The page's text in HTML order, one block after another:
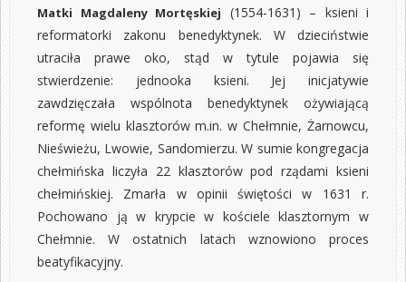
Matki Magdaleny Mortęskiej (1554-1631) – ksieni i
reformatorki zakonu benedyktynek. W dzieciństwie
utraciła prawe oko, stąd w tytule pojawia się
stwierdzenie: jednooka ksieni. Jej inicjatywie
zawdzięczała wspólnota benedyktynek ożywiającą
reformę wielu klasztorów m.in. w Chełmnie, Żarnowcu,
Nieświeżu, Lwowie, Sandomierzu. W sumie kongregacja
chełmińska liczyła 22 klasztorów pod rządami ksieni
chełmińskiej. Zmarła w opinii świętości w 1631 r.
Pochowano ją w krypcie w kościele klasztornym w
Chełmnie. W ostatnich latach wznowiono proces
beatyfikacyjny.